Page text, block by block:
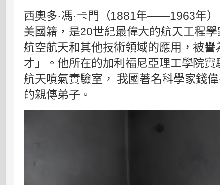
西奧多·馮·卡門（1881年——1963年
美國籍，是20世紀最偉大的航天工程
航空航天和其他技術領域的應用，被
才」。他所在的加利福尼亞理工學院
航天噴氣實驗室， 我國著名科學家錢
的親傳弟子。